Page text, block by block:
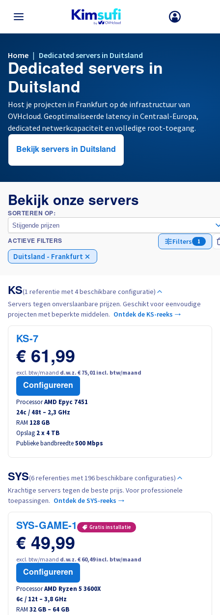
Uw keuze van land en/of regio kan bepaalde factoren zoals valuta,
en productbeschikbaarheid wijzigen.
Frankrijk
Spanje
Verenigd Koninkrijk
Ierland
Italië
Polen
Senegal
Tunesië
Canada (en)
América Latina
Australia
Singapore
India
Asia
World
Home | Dedicated servers in Duitsland
Dedicated servers in
Duitsland
Host je projecten in Frankfurt op de infrastructuur van
OVHcloud. Geoptimaliseerde latency in Centraal-Europa,
dedicated netwerkcapaciteit en volledige root-toegang.
Bekijk servers in Duitsland
Bekijk onze servers
SORTEREN OP:
Stijgende prijzen
ACTIEVE FILTERS Filters 1
Duitsland - Frankfurt
KS(1 referentie met 4 beschikbare configuratie)
Servers tegen onverslaanbare prijzen. Geschikt voor eenvoudige
projecten met beperkte middelen. Ontdek de KS-reeks →
KS-7
€ 61,99
excl. btw/maand d.w.z. € 75,01 incl. btw/maand
Configureren
ProcessorAMD Epyc 7451
24c / 48t – 2,3 GHz
RAM 128 GB
Opslag 2 x 4 TB
Publieke bandbreedte500 Mbps
SYS(6 referenties met 196 beschikbare configuraties)
Krachtige servers tegen de beste prijs. Voor professionele
toepassingen. Ontdek de SYS-reeks →
SYS-GAME-1 Gratis installatie
€ 49,99
excl. btw/maand d.w.z. € 60,49 incl. btw/maand
Configureren
ProcessorAMD Ryzen 5 3600X
6c / 12t – 3,8 GHz
RAM 32 GB – 64 GB